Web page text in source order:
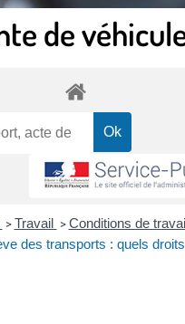
de
> Travail > Conditions de
des transports : quels